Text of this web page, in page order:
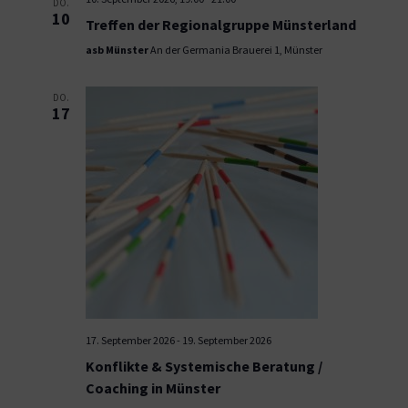
DO.
10 Treffen der Regionalgruppe Münsterland
asb MünsterAn der Germania Brauerei 1, Münster
DO.
17
17. September 2026- 19. September 2026
Konflikte & Systemische Beratung /
Coaching in Münster